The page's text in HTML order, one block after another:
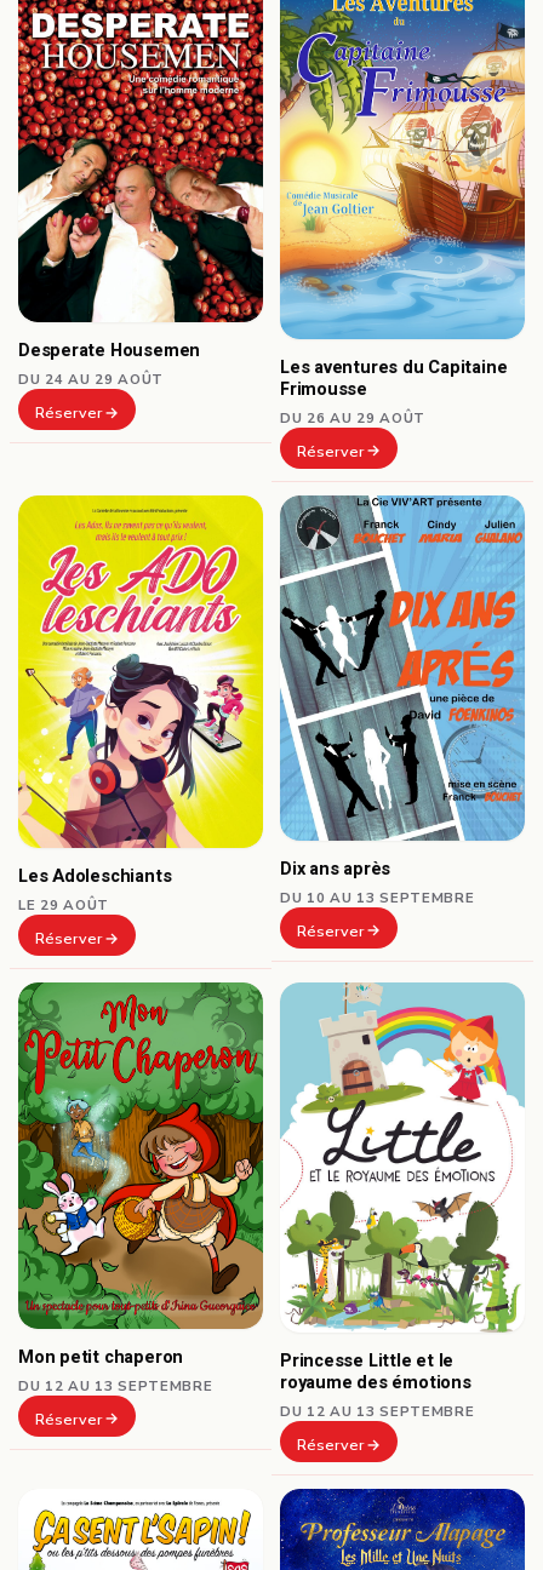
Desperate Housemen
DU 24 AU 29 AOÛT
Réserver
Les aventures du Capitaine
Frimousse
DU 26 AU 29 AOÛT
Réserver
Les Adoleschiants
LE 29 AOÛT
Réserver
Dix ans après
DU 10 AU 13 SEPTEMBRE
Réserver
Mon petit chaperon
DU 12 AU 13 SEPTEMBRE
Réserver
Princesse Little et le
royaume des émotions
DU 12 AU 13 SEPTEMBRE
Réserver